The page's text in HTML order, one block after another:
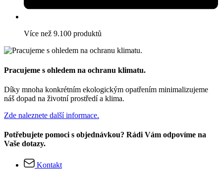
Více než 9.100 produktů
Pracujeme s ohledem na ochranu klimatu.
Díky mnoha konkrétním ekologickým opatřením minimalizujeme
náš dopad na životní prostředí a klima.
Zde naleznete další informace.
Potřebujete pomoci s objednávkou? Rádi Vám odpovíme na
Vaše dotazy.
Kontakt